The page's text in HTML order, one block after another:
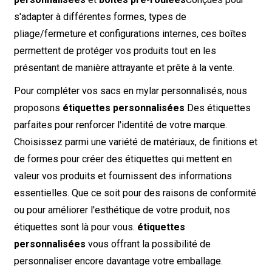
s'adapter à différentes formes, types de
pliage/fermeture et configurations internes, ces boîtes
permettent de protéger vos produits tout en les
présentant de manière attrayante et prête à la vente.
Pour compléter vos sacs en mylar personnalisés, nous
proposons étiquettes personnalisées Des étiquettes
parfaites pour renforcer l'identité de votre marque.
Choisissez parmi une variété de matériaux, de finitions et
de formes pour créer des étiquettes qui mettent en
valeur vos produits et fournissent des informations
essentielles. Que ce soit pour des raisons de conformité
ou pour améliorer l'esthétique de votre produit, nos
étiquettes sont là pour vous. étiquettes
personnalisées vous offrant la possibilité de
personnaliser encore davantage votre emballage.